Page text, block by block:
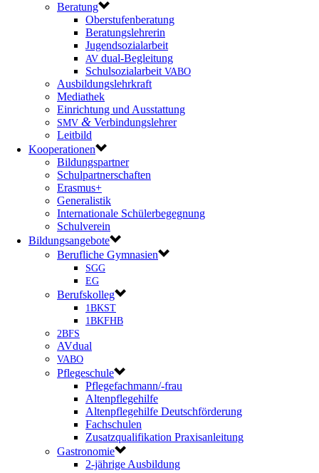
Beratung
Oberstufenberatung
Beratungslehrerin
Jugendsozialarbeit
AV dual-Begleitung
Schulsozialarbeit VABO
Ausbildungslehrkraft
Mediathek
Einrichtung und Ausstattung
SMV & Verbindungslehrer
Leitbild
Kooperationen
Bildungspartner
Schulpartnerschaften
Erasmus+
Generalistik
Internationale Schülerbegegnung
Schulverein
Bildungsangebote
Berufliche Gymnasien
SGG
EG
Berufskolleg
1BKST
1BKFHB
2BFS
AVdual
VABO
Pflegeschule
Pflegefachmann/-frau
Altenpflegehilfe
Altenpflegehilfe Deutschförderung
Fachschulen
Zusatzqualifikation Praxisanleitung
Gastronomie
2-jährige Ausbildung